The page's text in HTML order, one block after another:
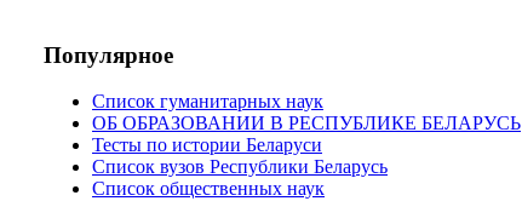
Популярное
Список гуманитарных наук
ОБ ОБРАЗОВАНИИ В РЕСПУБЛИКЕ БЕЛАРУСЬ
Тесты по истории Беларуси
Список вузов Республики Беларусь
Список общественных наук